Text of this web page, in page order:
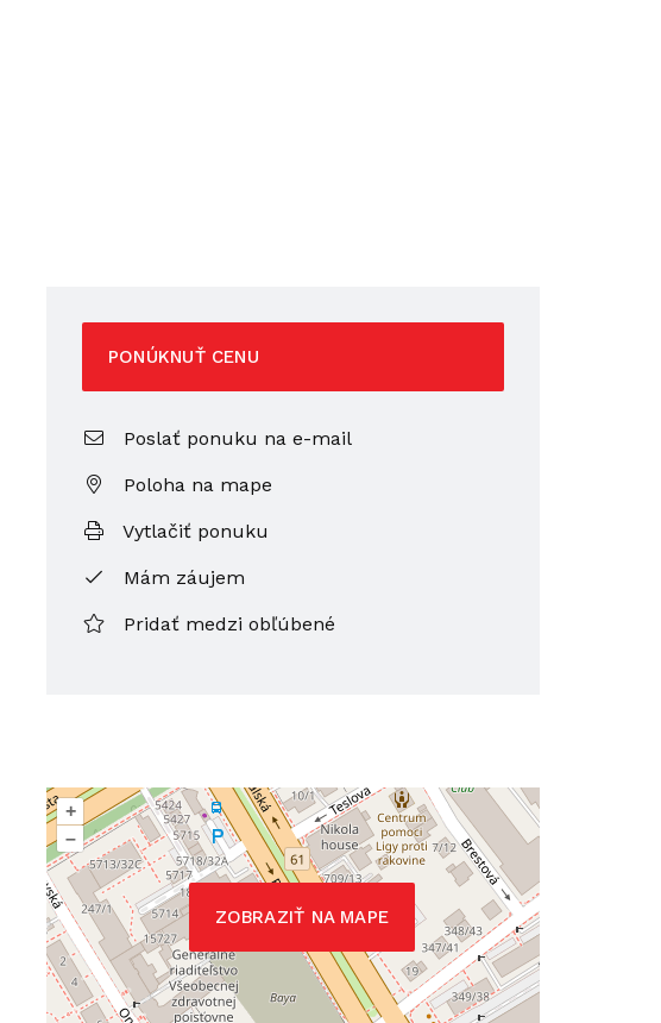
PONÚKNUŤ CENU
Poslať ponuku na e-mail
Poloha na mape
Vytlačiť ponuku
Mám záujem
Pridať medzi obľúbené
ZOBRAZIŤ NA MAPE
+
–